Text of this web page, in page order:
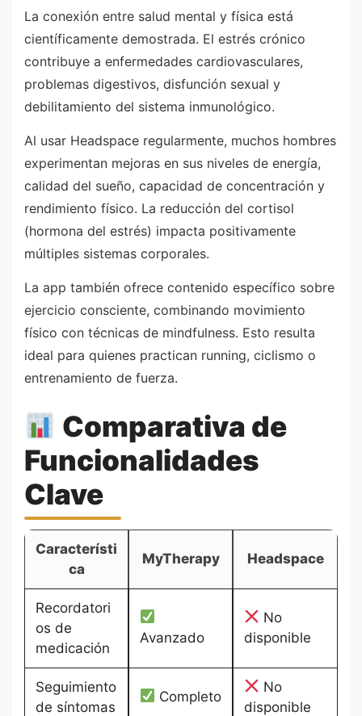
La conexión entre salud mental y física está
científicamente demostrada. El estrés crónico
contribuye a enfermedades cardiovasculares,
problemas digestivos, disfunción sexual y
debilitamiento del sistema inmunológico.
Al usar Headspace regularmente, muchos hombres
experimentan mejoras en sus niveles de energía,
calidad del sueño, capacidad de concentración y
rendimiento físico. La reducción del cortisol
(hormona del estrés) impacta positivamente
múltiples sistemas corporales.
La app también ofrece contenido específico sobre
ejercicio consciente, combinando movimiento
físico con técnicas de mindfulness. Esto resulta
ideal para quienes practican running, ciclismo o
entrenamiento de fuerza.
Comparativa de
Funcionalidades
Clave
Característi
ca
MyTherapy Headspace
Recordatori
os de
medicación
Avanzado
No
disponible
Seguimiento
de síntomas
Completo
No
disponible